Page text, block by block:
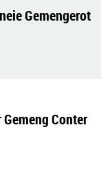
Gemengerot
Conter